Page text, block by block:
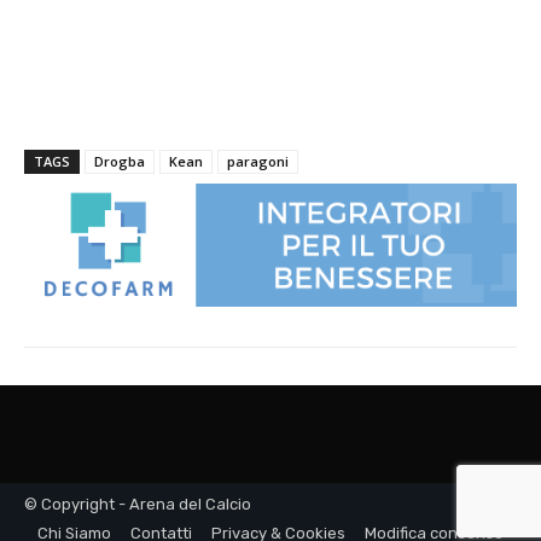
© Copyright - Arena del Calcio
Chi Siamo
Contatti Privacy & Cookies Modifica consenso